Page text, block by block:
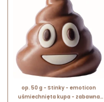
op. 50 g - Stinky - emoticon
uśmiechnięta kupa - zabawna